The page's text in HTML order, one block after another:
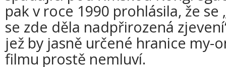
pak v roce 1990 prohlásila, že
se zde děla nadpřirozená
jež by jasně určené hranice my-
filmu prostě nemluví.